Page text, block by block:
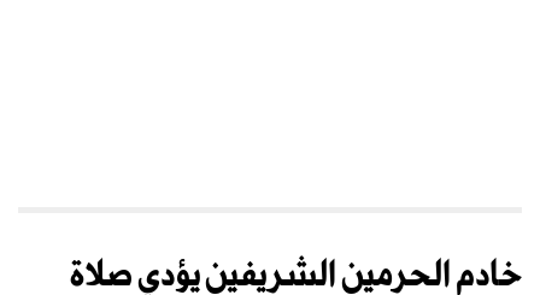
خادم الحرمين الشريفين يؤدي صلاة